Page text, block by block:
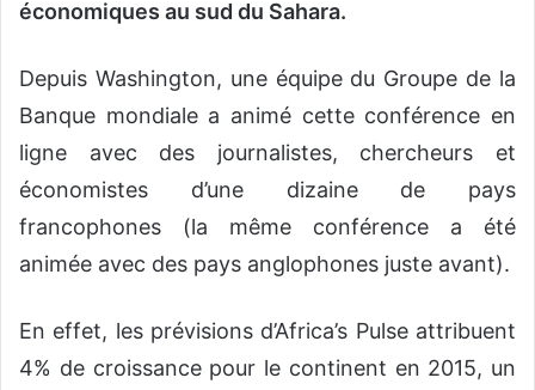
n
u
r
r
l
économiques au sud du Sahara.
Depuis Washington, une équipe du Groupe de la
Banque mondiale a animé cette conférence en
ligne avec des journalistes, chercheurs et
économistes d’une dizaine de pays
francophones (la même conférence a été
animée avec des pays anglophones juste avant).
En effet, les prévisions d’Africa’s Pulse attribuent
4% de croissance pour le continent en 2015, un